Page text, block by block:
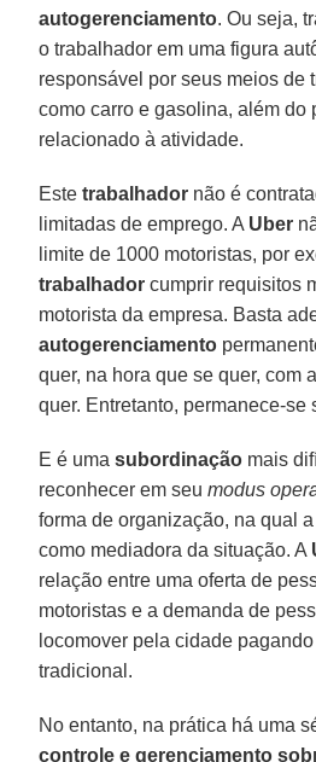
autogerenciamento. Ou seja,
o trabalhador em uma figura
responsável por seus meios de
como carro e gasolina, além do
relacionado à atividade.
Estetrabalhador não é
limitadas de emprego. A Uber
limite de 1000 motoristas, por
trabalhador cumprir requisitos
motorista da empresa. Basta
autogerenciamento
quer, na hora que se quer, com
quer. Entretanto, permanece-se
E é umasubordinação mais
reconhecer em seumodus
forma de organização, na qual
como mediadora da situação. A
relação entre uma oferta de
motoristas e a demanda de
locomover pela cidade
tradicional.
No entanto, na prática há uma
controle e gerenciamento